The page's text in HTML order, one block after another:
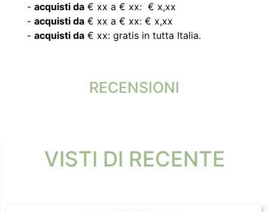
- acquisti da € xx a € xx: € x,xx
- acquisti da € xx a € xx: € x,xx
- acquisti da € xx: gratis in tutta Italia.
RECENSIONI
VISTI DI RECENTE